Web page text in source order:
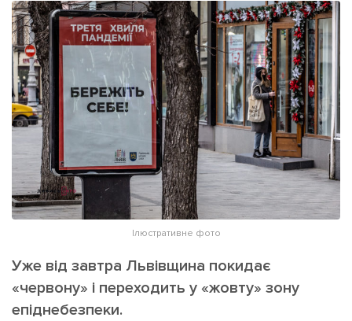
ІНШЕ
Інтерв'ю
Картки
Репортаж
Розслідування
Погляди
Ініціативи
Лонгріди
Прес-релізи
Фото/Відео
Made in Lviv
Зв'язатися з нами
[email protected] Реклама на сайті
Ілюстративне фото
Уже від завтра Львівщина покидає
«червону» і переходить у «жовту» зону
епіднебезпеки.